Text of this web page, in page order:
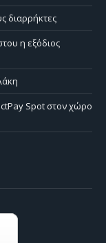
διαρρήκτες
η εξόδιος
Spot στον χώρο